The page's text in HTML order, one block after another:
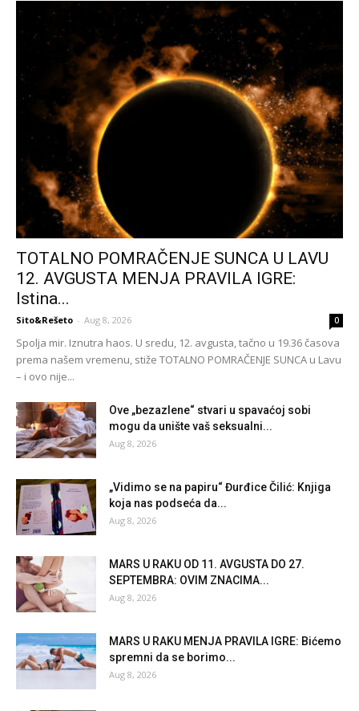
TOTALNO POMRAČENJE SUNCA U LAVU
12. AVGUSTA MENJA PRAVILA IGRE:
Istina...
Sito&Rešeto - Aug 8, 2026 0
Spolja mir. Iznutra haos. U sredu, 12. avgusta, tačno u 19.36 časova
prema našem vremenu, stiže TOTALNO POMRAČENJE SUNCA u Lavu
– i ovo nije...
Ove „bezazlene“ stvari u spavaćoj sobi
mogu da unište vaš seksualni...
Aug 8, 2026
„Vidimo se na papiru“ Đurđice Čilić: Knjiga
koja nas podseća da...
Aug 8, 2026
MARS U RAKU OD 11. AVGUSTA DO 27.
SEPTEMBRA: OVIM ZNACIMA...
Aug 8, 2026
MARS U RAKU MENJA PRAVILA IGRE: Bićemo
spremni da se borimo...
Aug 8, 2026